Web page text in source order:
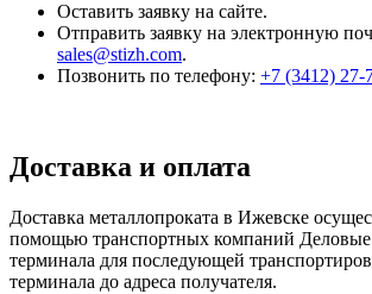
Оставить заявку на сайте.
Отправить заявку на электронную
sales@stizh.com.
Позвонить по телефону: +7 (3412) 27-
Доставка и оплата
Доставка металлопроката в Ижевске
помощью транспортных компаний
терминала для последующей
терминала до адреса получателя.